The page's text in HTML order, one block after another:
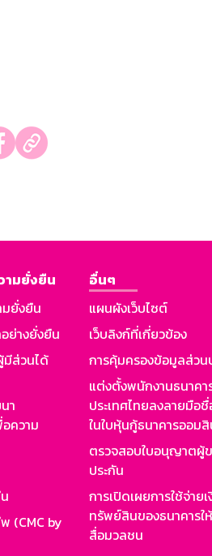
ามยั่งยืน
ยั่งยืน
ย่างยั่งยืน
มีส่วนได้
า
ความ
(CMC by
อื่นๆ
แผนผังเว็บไซต์
เว็บลิงก์ที่เกี่ยวข้อง
การคุ้มครองข้อมูลส่ว
แต่งตั้งพนักงานธนาคา
ประเทศไทยลงลายมือ
ในใบหุ้นกู้ธนาคารออม
ตรวจสอบใบอนุญาตผู้
ประกัน
การเปิดเผยการใช้จ่าย
ทรัพย์สินของธนาคารให้
สื่อมวลชน